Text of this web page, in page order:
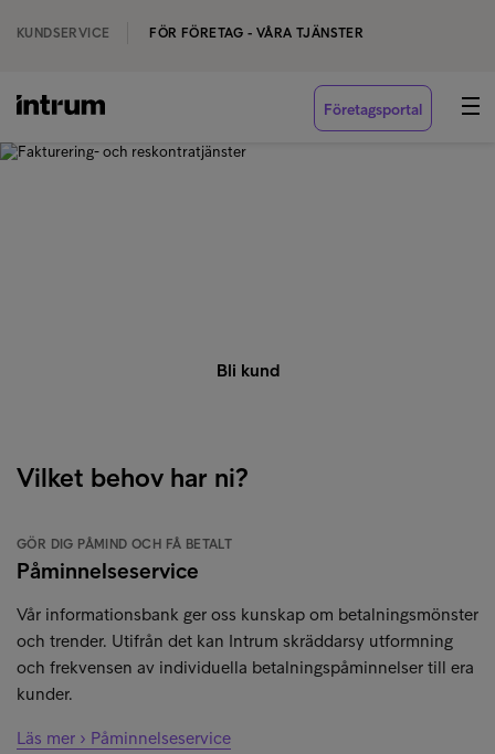
KUNDSERVICE FÖR FÖRETAG - VÅRA TJÄNSTER
Företagsportal
Bli kund
Vilket behov har ni?
GÖR DIG PÅMIND OCH FÅ BETALT
Påminnelseservice
Vår informationsbank ger oss kunskap om betalningsmönster
och trender. Utifrån det kan Intrum skräddarsy utformning
och frekvensen av individuella betalningspåminnelser till era
kunder.
Läs mer › Påminnelseservice